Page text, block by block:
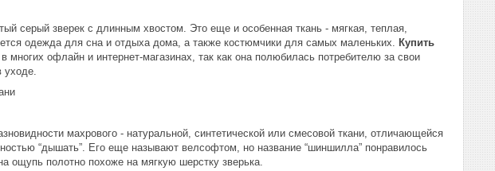
серый зверек с длинным хвостом. Это еще и особенная ткань - мягкая, теплая,
одежда для сна и отдыха дома, а также костюмчики для самых маленьких. Купить
многих офлайн и интернет-магазинах, так как она полюбилась потребителю за свои
уходе.
махрового - натуральной, синтетической или смесовой ткани, отличающейся
“дышать”. Его еще называют велсофтом, но название “шиншилла” понравилось
ощупь полотно похоже на мягкую шерстку зверька.